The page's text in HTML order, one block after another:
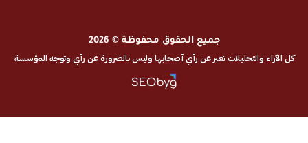
جميع الحقوق محفوظة © 2026
تعبر عن رأي أصحابها وليس بالضرورة عن رأي وتوجه المؤسسة